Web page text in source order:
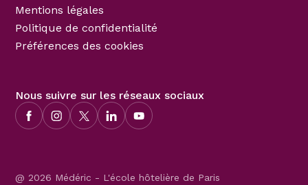
Mentions légales
Politique de confidentialité
Préférences des cookies
Nous suivre sur les réseaux sociaux
@ 2026 Médéric - L'école hôtelière de Paris